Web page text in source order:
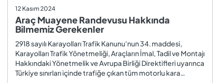
12 Kasım 2024
Araç Muayene Randevusu Hakkında
Bilmemiz Gerekenler
2918 sayılı Karayolları Trafik Kanunu'nun 34. maddesi,
Karayolları Trafik Yönetmeliği, Araçların İmal, Tadil ve Montajı
Hakkındaki Yönetmelik ve Avrupa Birliği Direktifleri uyarınca
Türkiye sınırları içinde trafiğe çıkan tüm motorlu kara